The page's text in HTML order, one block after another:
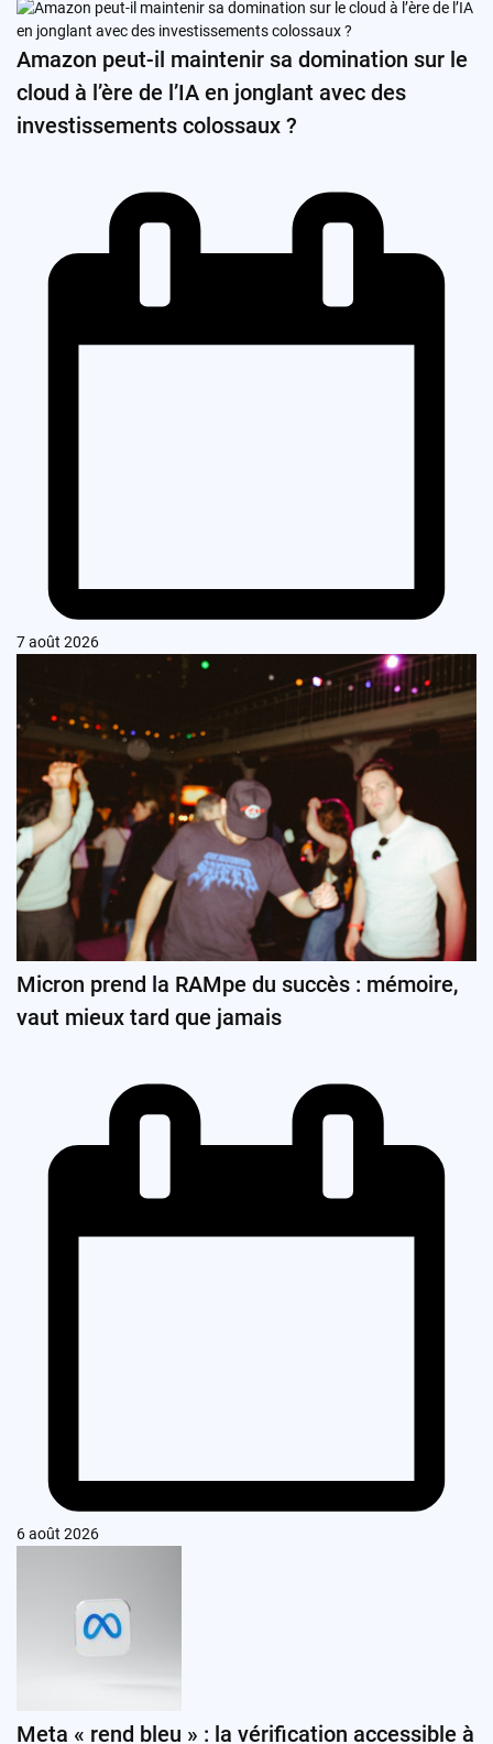
Amazon peut-il maintenir sa domination sur le
cloud à l’ère de l’IA en jonglant avec des
investissements colossaux ?
7 août 2026
Micron prend la RAMpe du succès : mémoire,
vaut mieux tard que jamais
6 août 2026
Meta « rend bleu » : la vérification accessible à